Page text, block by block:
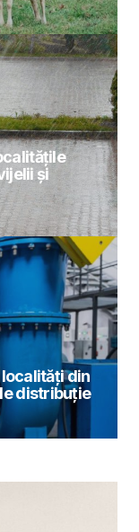
și
din
distribuție